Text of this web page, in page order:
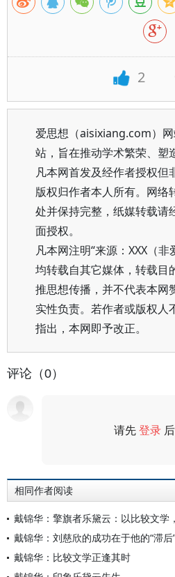
2
爱思想（aisixiang.com）
站，旨在推动学术繁荣、塑
凡本网首发及经作者授权但
版权归作者本人所有。网络
处并保持完整，纸媒转载请
面授权。
凡本网注明“来源：XXX（非
均转载自其它媒体，转载目
推思想传播，并不代表本网
实性负责。若作者或版权人
指出，本网即予改正。
评论（0）
请先登录
相同作者阅读
戴锦华：擎旗者乐黛云：以比较文学
戴锦华：刘慈欣的成功在于他的“滞后
戴锦华：比较文学正逢其时